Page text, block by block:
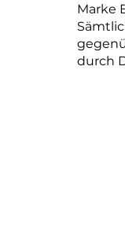
Marke
durch